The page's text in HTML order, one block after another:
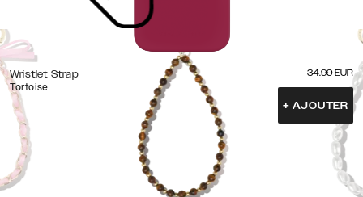
Wristlet Strap
Tortoise
34.99 EUR
+ AJOUTER